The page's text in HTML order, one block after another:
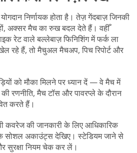
निर्णायक होता है। तेज़ गेंदबाज़ जिनकी
हों, अक्सर मैच का रुख बदल देते हैं। वहीँ
रेट वाले बल्लेबाज़ फिनिशिंग में फर्क ला
हैं, तो मैचुअल मैचअप, पिच रिपोर्ट और
को मौका मिलने पर ध्यान दें — वे मैच में
रणनीति, मैच टॉस और पावरप्ले के दौरान
करते हैं।
कवरेज की जानकारी के लिए आधिकारिक
सोशल अकाउंट्स देखिए। स्टेडियम जाने से
सुरक्षा नियम चेक कर लें।